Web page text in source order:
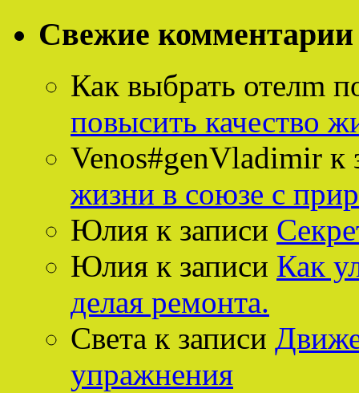
Свежие комментарии
Как выбрать отелm
повысить качество
Venos#genVladimir к
жизни в союзе с
Юлия к записи
Юлия к записи Как
делая ремонта.
Света к записи
упражнения